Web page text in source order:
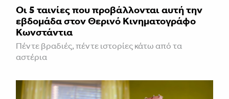
Οι 5 ταινίες που προβάλλονται αυτή την
εβδομάδα στον Θερινό Κινηματογράφο
Κωνστάντια
Πέντε βραδιές, πέντε ιστορίες κάτω από τα
αστέρια